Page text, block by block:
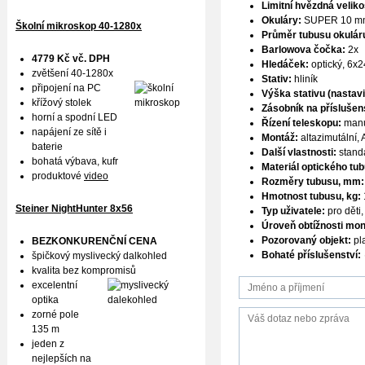
Limitní hvězdná
Okuláry: SUPER 10
Průměr tubusu
Barlowova čočka: 2x
Hledáček: optický,
Stativ: hliník
Výška stativu
Zásobník na
Řízení teleskopu:
Montáž: altazimutální,
Další vlastnosti:
Materiál optického
Rozměry tubusu, mm:
Hmotnost tubusu, kg:
Typ uživatele: pro
Úroveň obtížnosti
Pozorovaný objekt:
Bohaté příslušenství:
Školní mikroskop 40-1280x
4779 Kč vč. DPH
zvětšení 40-1280x
připojení na PC
křížový stolek
horní a spodní LED
napájení ze sítě i
baterie
bohatá výbava, kufr
produktové video
Steiner NightHunter 8x56
BEZKONKURENČNÍ CENA
špičkový myslivecký dalkohled
kvalita bez kompromisů
excelentní
optika
zorné pole
135 m
jeden z
nejlepších na